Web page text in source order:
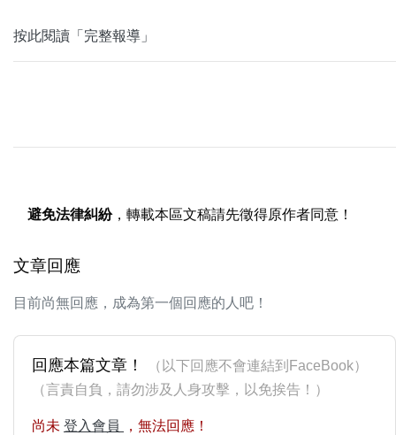
按此閱讀「完整報導」
避免法律糾紛，轉載本區文稿請先徵得原作者同意！
文章回應
目前尚無回應，成為第一個回應的人吧！
回應本篇文章！
（以下回應不會連結到FaceBook）
（言責自負，請勿涉及人身攻擊，以免挨告！）
尚未 登入會員 ，無法回應！